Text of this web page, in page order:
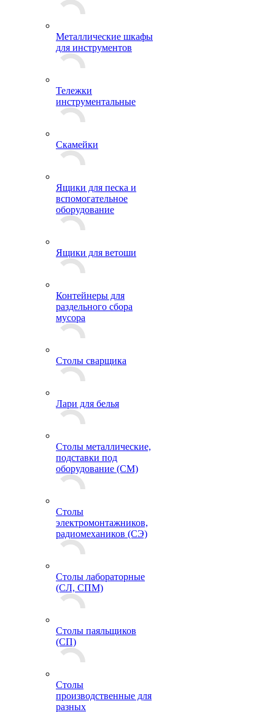
Металлические шкафы
для инструментов
Тележки
инструментальные
Скамейки
Ящики для песка и
вспомогательное
оборудование
Ящики для ветоши
Контейнеры для
раздельного сбора
мусора
Столы сварщика
Лари для белья
Столы металлические,
подставки под
оборудование (СМ)
Столы
электромонтажников,
радиомехаников (СЭ)
Столы лабораторные
(СЛ, СПМ)
Столы паяльщиков
(СП)
Столы
производственные для
разных